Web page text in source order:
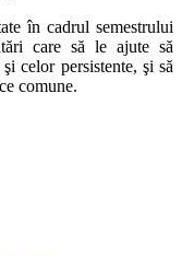
în cadrul semestrului
care să le ajute să
celor persistente, şi să
comune.